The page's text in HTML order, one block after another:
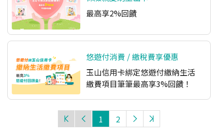
最高享2%回饋
悠遊付消費 / 繳稅費享優惠
玉山信用卡綁定悠遊付繳納生活
繳費項目筆筆最高享3%回饋！
1 2